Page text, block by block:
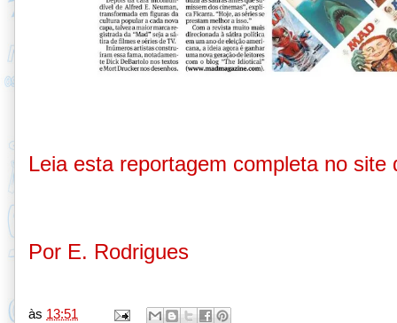
Leia esta reportagem completa no site
Por E. Rodrigues
às 13:51